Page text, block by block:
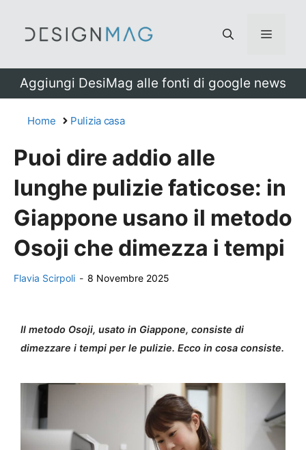
Menu
Aggiungi DesiMag alle fonti di google news
Home Pulizia casa
Puoi dire addio alle
lunghe pulizie faticose: in
Giappone usano il metodo
Osoji che dimezza i tempi
Flavia Scirpoli - 8 Novembre 2025
Il metodo Osoji, usato in Giappone, consiste di
dimezzare i tempi per le pulizie. Ecco in cosa consiste.